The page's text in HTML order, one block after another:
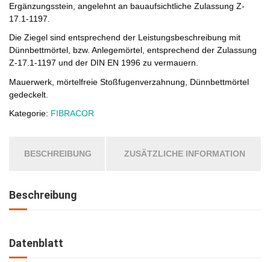
Ergänzungsstein, angelehnt an bauaufsichtliche Zulassung Z-
17.1-1197.
Die Ziegel sind entsprechend der Leistungsbeschreibung mit
Dünnbettmörtel, bzw. Anlegemörtel, entsprechend der Zulassung
Z-17.1-1197 und der DIN EN 1996 zu vermauern.
Mauerwerk, mörtelfreie Stoßfugenverzahnung, Dünnbettmörtel
gedeckelt.
Kategorie: FIBRACOR
BESCHREIBUNG ZUSÄTZLICHE INFORMATION
Beschreibung
Datenblatt